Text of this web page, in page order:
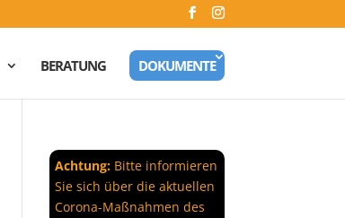
BERATUNG DOKUMENTE
Achtung: Bitte informieren
Sie sich über die aktuellen
Corona-Maßnahmen des